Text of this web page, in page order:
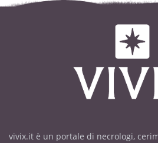
vivix.it è un portale di necrologi,